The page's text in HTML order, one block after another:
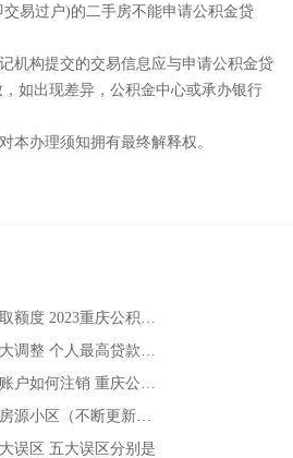
易过户)的二手房不能申请公积金贷
机构提交的交易信息应与申请公积金贷
如出现差异，公积金中心或承办银行
本办理须知拥有最终解释权。
误区 五大误区分别是